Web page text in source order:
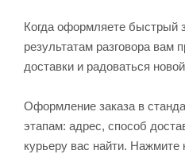
Когда оформляете быстрый
результатам разговора
доставки и радоваться
Оформление заказа в
этапам: адрес, способ
курьеру вас найти.